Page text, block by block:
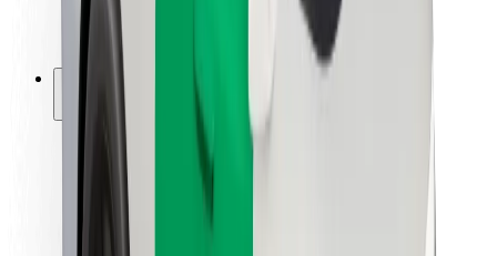
Bezpečnost na koloběžce
Laboratoř bezpečnosti
Města
Lokality
Řešení pro města